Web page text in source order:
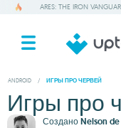
ARES: THE IRON
ANDROID / ИГРЫ ПРО ЧЕРВЕЙ
Игры про
Создано Nelson